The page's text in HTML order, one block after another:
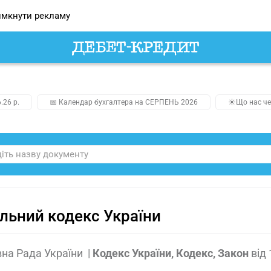
рекламу
р. 📅 Календар бухгалтера на СЕРПЕНЬ 2026 ☀️Що нас
кодекс України
Рада України | Кодекс України, Кодекс, Закон від